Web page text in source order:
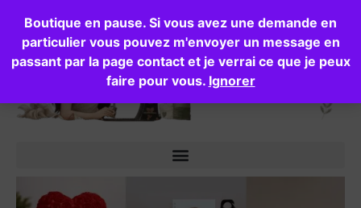
Boutique en pause. Si vous avez une demande en
particulier vous pouvez m'envoyer un message en
passant par la page contact et je verrai ce que je peux
faire pour vous. Ignorer